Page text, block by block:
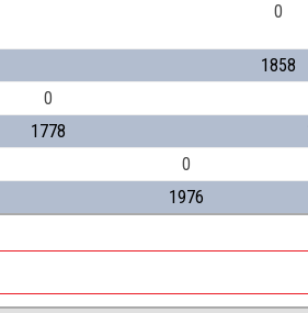
0
1858
0
1778
0
1976